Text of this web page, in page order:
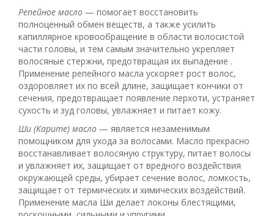
Репейное масло — помогает восстановить
полноценный обмен веществ, а также усилить
капиллярное кровообращение в области волосистой
части головы, и тем самым значительно укрепляет
волосяные стержни, предотвращая их выпадение .
Применение репейного масла ускоряет рост волос,
оздоровляет их по всей длине, защищает кончики от
сечения, предотвращает появление перхоти, устраняет
сухость и зуд головы, увлажняет и питает кожу.
Ши (Карите) масло — является незаменимым
помощником для ухода за волосами. Масло прекрасно
восстанавливает волосяную структуру, питает волосы
и увлажняет их, защищает от вредного воздействия
окружающей среды, убирает сечение волос, ломкость,
защищает от термических и химических воздействий.
Применение масла Ши делает локоны блестящими,